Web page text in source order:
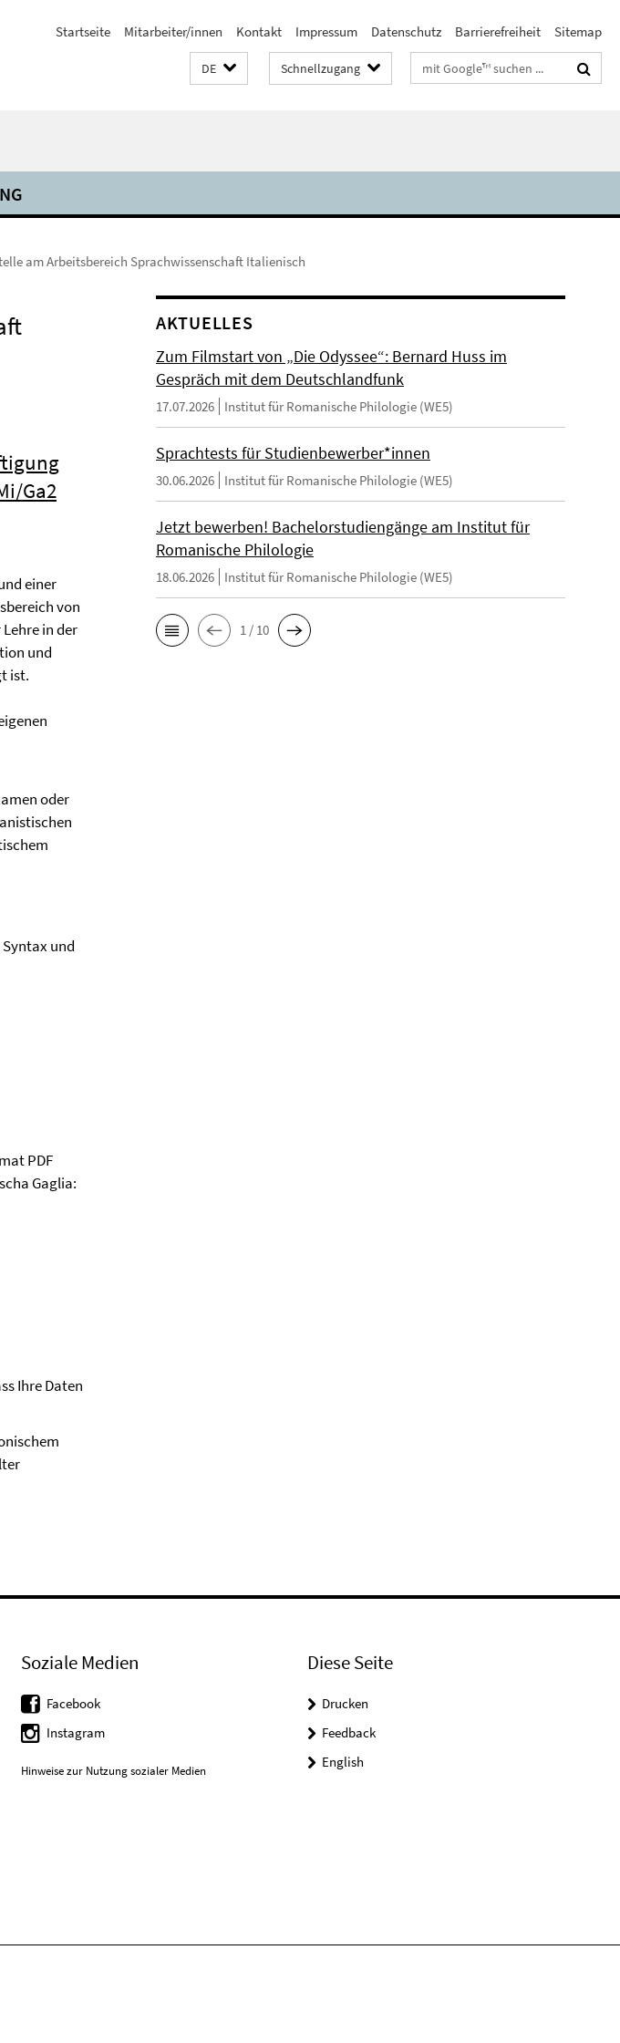
Startseite Mitarbeiter/innen Kontakt Impressum Datenschutz Barrierefreiheit Sitemap
DE Schnellzugang Suchbegriffe
am Arbeitsbereich Sprachwissenschaft Italienisch
Ga2
einer
von
in der
und
ist.
oder
und
PDF
Gaglia:
Ihre Daten
AKTUELLES
Zum Filmstart von „Die Odyssee“: Bernard Huss im
Gespräch mit dem Deutschlandfunk
17.07.2026 Institut für Romanische Philologie (WE5)
Sprachtests für Studienbewerber*innen
30.06.2026 Institut für Romanische Philologie (WE5)
Jetzt bewerben! Bachelorstudiengänge am Institut für
Romanische Philologie
18.06.2026 Institut für Romanische Philologie (WE5)
1 / 10
Soziale Medien
Facebook
Instagram
Hinweise zur Nutzung sozialer Medien
Diese Seite
Drucken
Feedback
English